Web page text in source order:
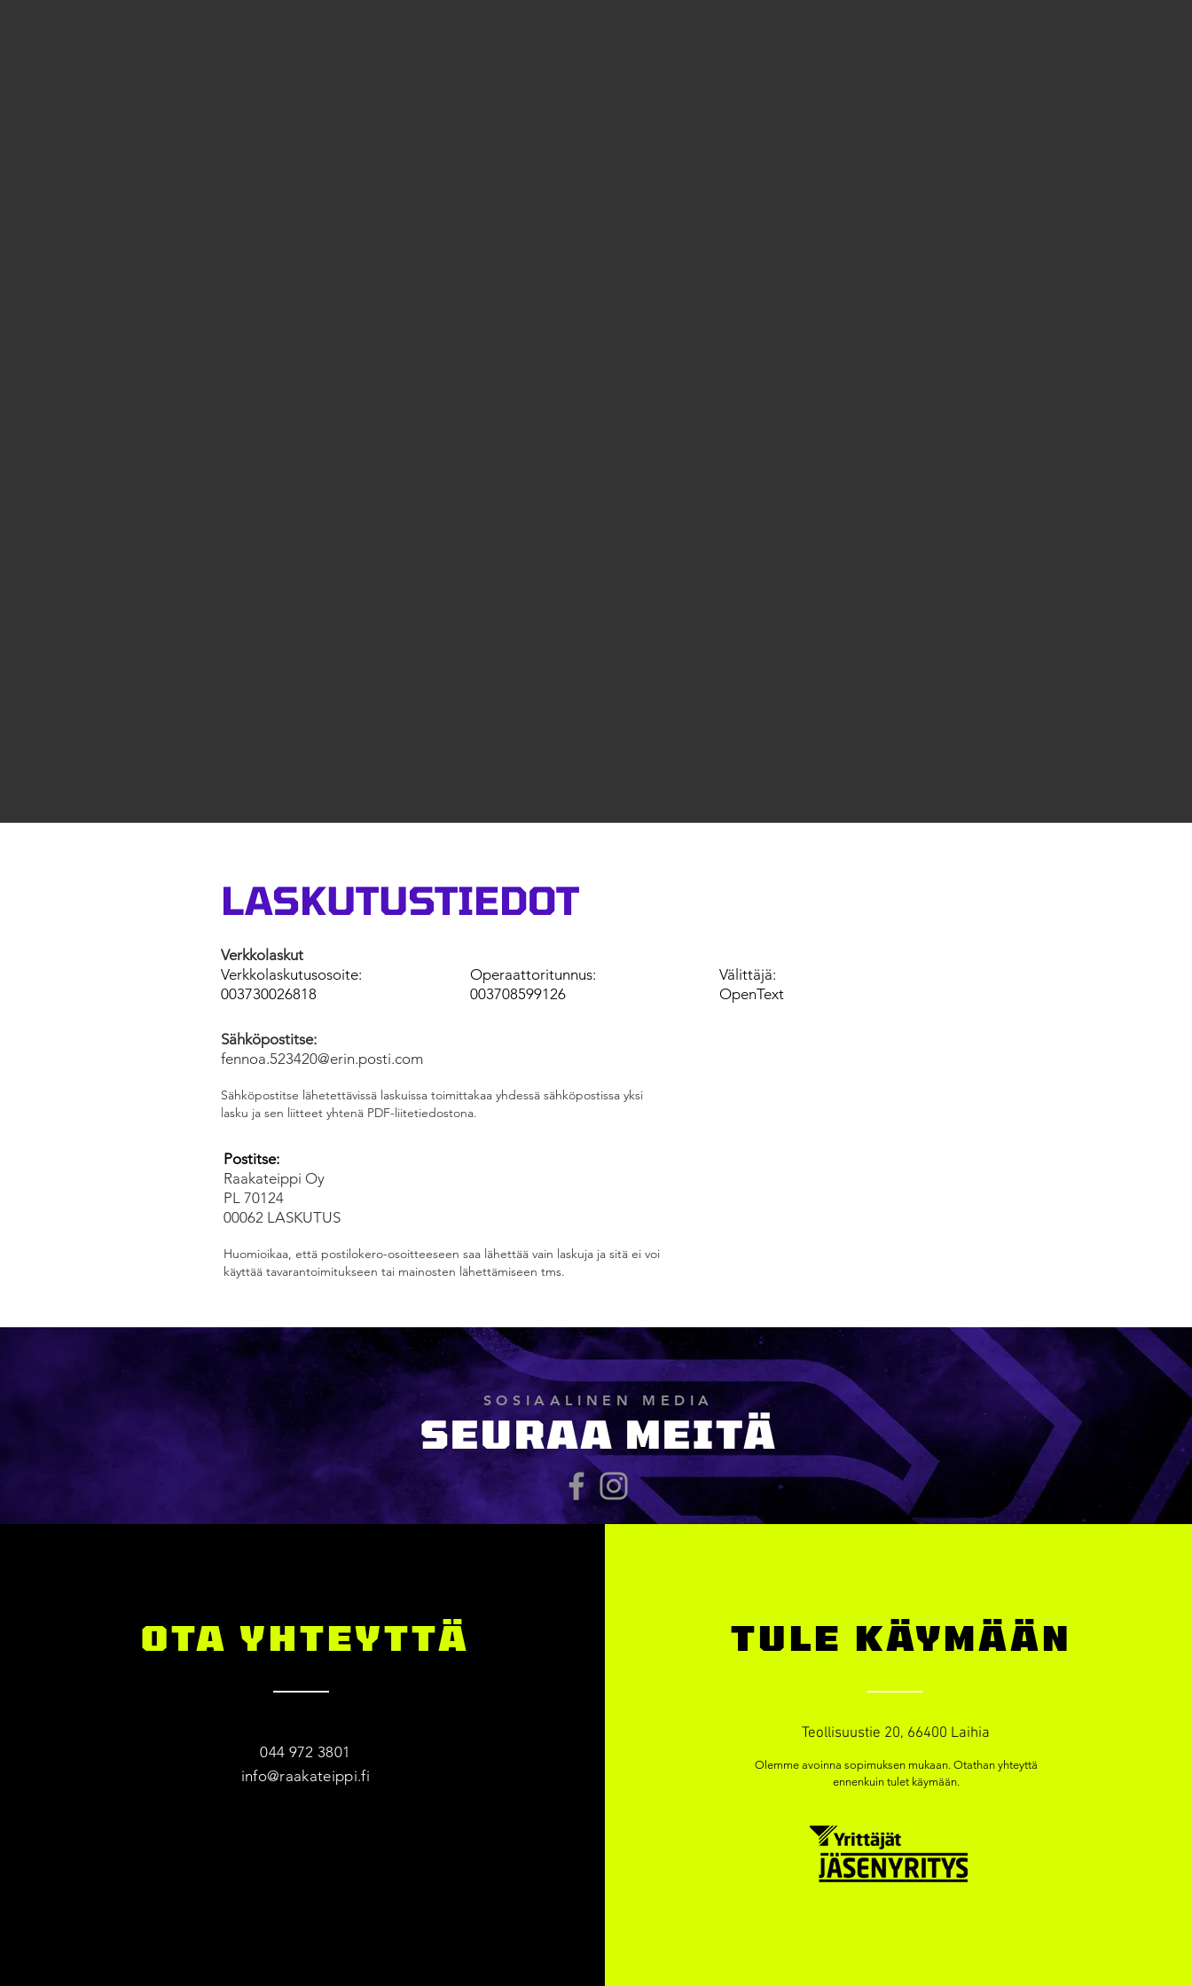
LASKUTUSTIEDOT
Verkkolaskut
Verkkolaskutusosoite:
003730026818
Operaattoritunnus:
003708599126
Välittäjä:
OpenText
Sähköpostitse:
fennoa.523420@erin.posti.com
Sähköpostitse lähetettävissä laskuissa toimittakaa yhdessä sähköpostissa yksi
lasku ja sen liitteet yhtenä PDF-liitetiedostona.
Postitse:
Raakateippi Oy
PL 70124
00062 LASKUTUS
Huomioikaa, että postilokero-osoitteeseen saa lähettää vain laskuja ja sitä ei voi
käyttää tavarantoimitukseen tai mainosten lähettämiseen tms.
SOSIAALINEN MEDIA
SEURAA MEITÄ
OTA YHTEYTTÄ
044 972 3801
info@raakateippi.fi
TULE KÄYMÄÄN
Teollisuustie 20, 66400 Laihia
Olemme avoinna sopimuksen mukaan. Otathan yhteyttä
ennenkuin tulet käymään.